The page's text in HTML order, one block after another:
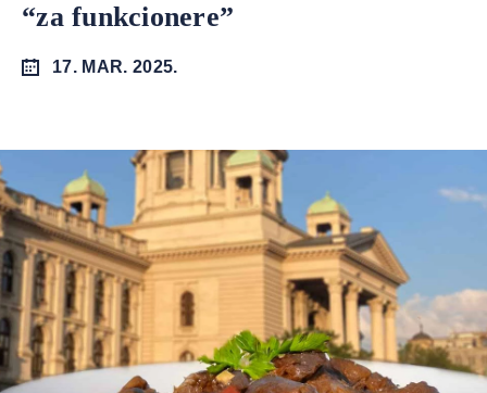
“za funkcionere”
17. MAR. 2025.